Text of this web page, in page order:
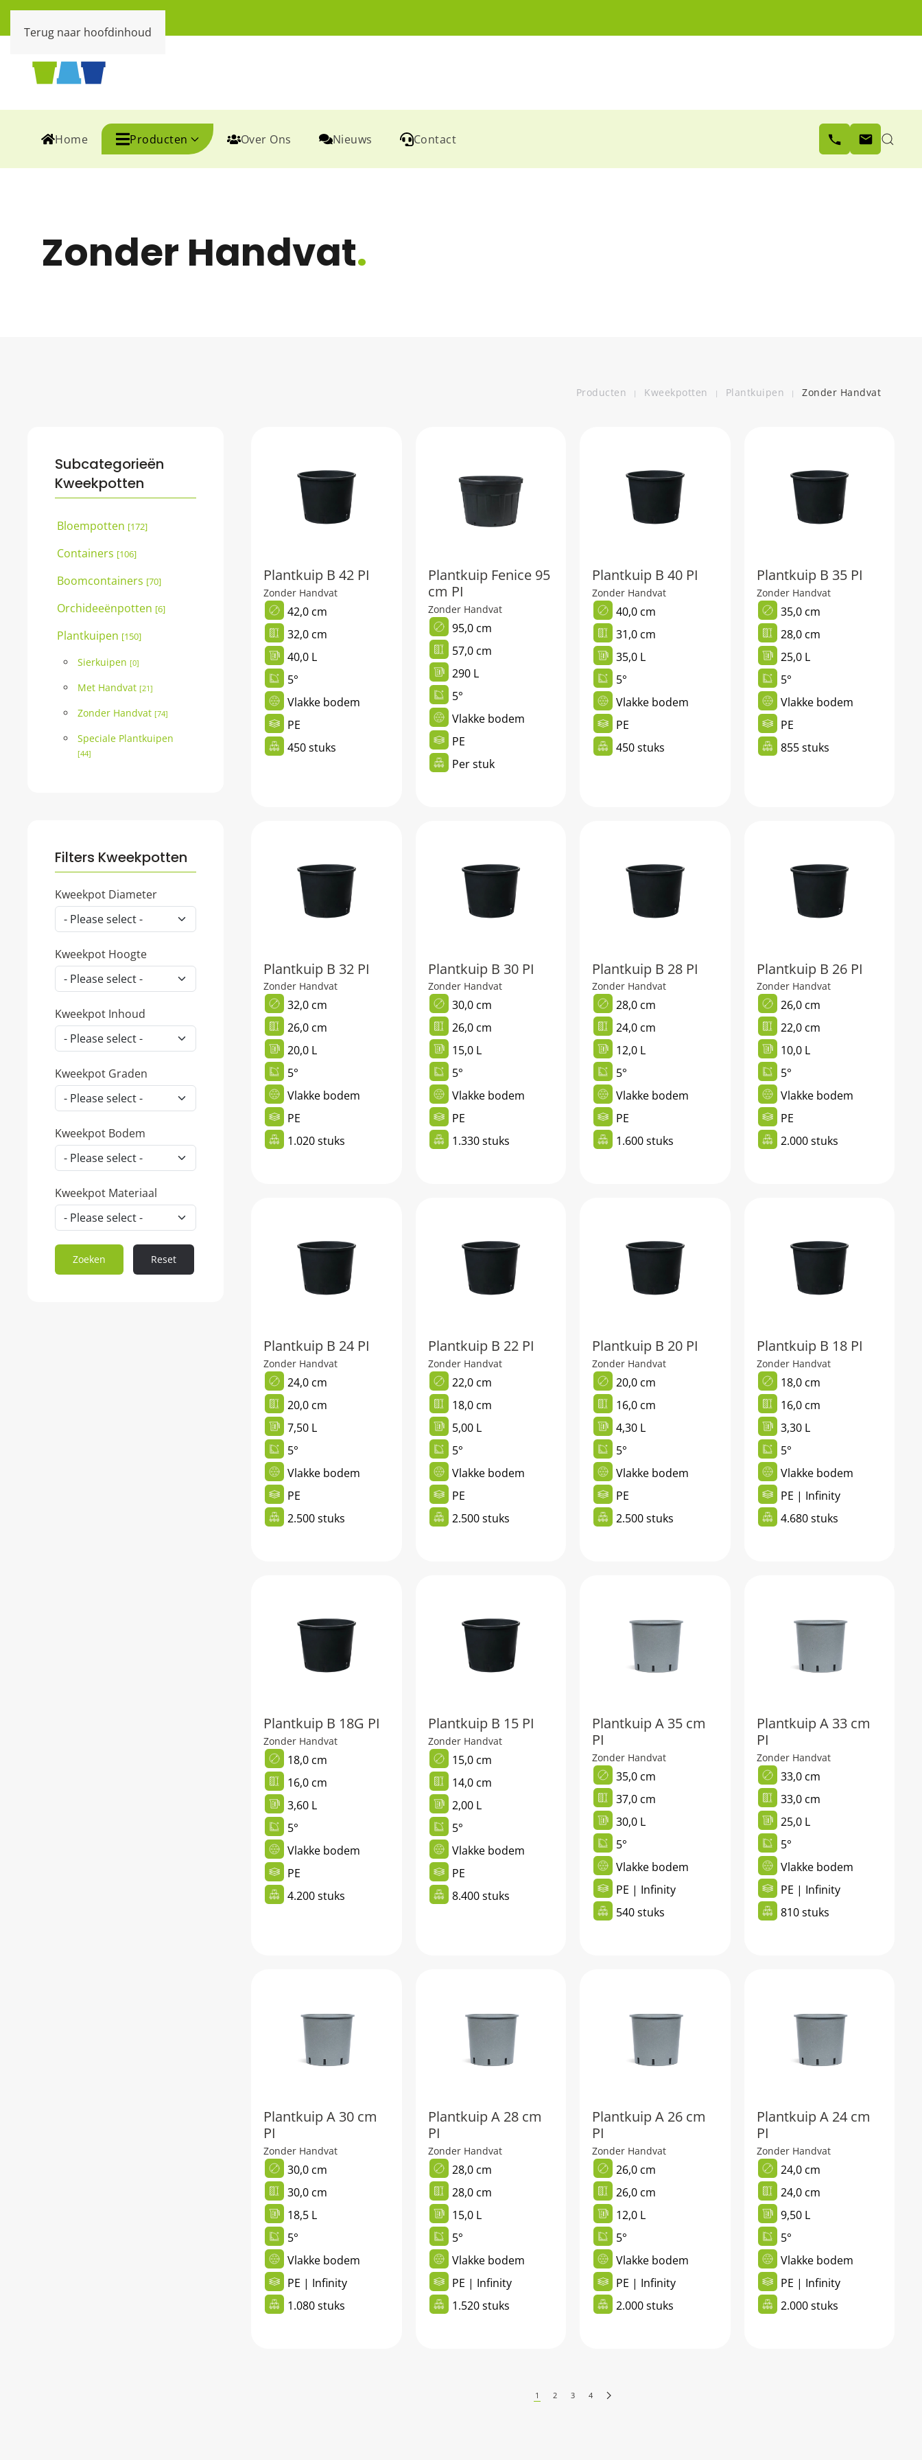
Terug naar hoofdinhoud
Home Producten Over Ons Nieuws Contact
Zonder Handvat.
Producten Kweekpotten Plantkuipen Zonder Handvat
Subcategorieën
Kweekpotten
Bloempotten [172]
Containers [106]
Boomcontainers [70]
Orchideeënpotten [6]
Plantkuipen [150]
Sierkuipen[0]
Met Handvat[21]
Zonder Handvat[74]
Speciale Plantkuipen
[44]
Filters Kweekpotten
Kweekpot Diameter
Kweekpot Hoogte
Kweekpot Inhoud
Kweekpot Graden
Kweekpot Bodem
Kweekpot Materiaal
Zoeken Reset
Plantkuip B 42 PI
Zonder Handvat
42,0 cm
32,0 cm
40,0 L
5°
Vlakke bodem
PE
450 stuks
Plantkuip Fenice 95
cm PI
Zonder Handvat
95,0 cm
57,0 cm
290 L
5°
Vlakke bodem
PE
Per stuk
Plantkuip B 40 PI
Zonder Handvat
40,0 cm
31,0 cm
35,0 L
5°
Vlakke bodem
PE
450 stuks
Plantkuip B 35 PI
Zonder Handvat
35,0 cm
28,0 cm
25,0 L
5°
Vlakke bodem
PE
855 stuks
Plantkuip B 32 PI
Zonder Handvat
32,0 cm
26,0 cm
20,0 L
5°
Vlakke bodem
PE
1.020 stuks
Plantkuip B 30 PI
Zonder Handvat
30,0 cm
26,0 cm
15,0 L
5°
Vlakke bodem
PE
1.330 stuks
Plantkuip B 28 PI
Zonder Handvat
28,0 cm
24,0 cm
12,0 L
5°
Vlakke bodem
PE
1.600 stuks
Plantkuip B 26 PI
Zonder Handvat
26,0 cm
22,0 cm
10,0 L
5°
Vlakke bodem
PE
2.000 stuks
Plantkuip B 24 PI
Zonder Handvat
24,0 cm
20,0 cm
7,50 L
5°
Vlakke bodem
PE
2.500 stuks
Plantkuip B 22 PI
Zonder Handvat
22,0 cm
18,0 cm
5,00 L
5°
Vlakke bodem
PE
2.500 stuks
Plantkuip B 20 PI
Zonder Handvat
20,0 cm
16,0 cm
4,30 L
5°
Vlakke bodem
PE
2.500 stuks
Plantkuip B 18 PI
Zonder Handvat
18,0 cm
16,0 cm
3,30 L
5°
Vlakke bodem
PE | Infinity
4.680 stuks
Plantkuip B 18G PI
Zonder Handvat
18,0 cm
16,0 cm
3,60 L
5°
Vlakke bodem
PE
4.200 stuks
Plantkuip B 15 PI
Zonder Handvat
15,0 cm
14,0 cm
2,00 L
5°
Vlakke bodem
PE
8.400 stuks
Plantkuip A 35 cm
PI
Zonder Handvat
35,0 cm
37,0 cm
30,0 L
5°
Vlakke bodem
PE | Infinity
540 stuks
Plantkuip A 33 cm
PI
Zonder Handvat
33,0 cm
33,0 cm
25,0 L
5°
Vlakke bodem
PE | Infinity
810 stuks
Plantkuip A 30 cm
PI
Zonder Handvat
30,0 cm
30,0 cm
18,5 L
5°
Vlakke bodem
PE | Infinity
1.080 stuks
Plantkuip A 28 cm
PI
Zonder Handvat
28,0 cm
28,0 cm
15,0 L
5°
Vlakke bodem
PE | Infinity
1.520 stuks
Plantkuip A 26 cm
PI
Zonder Handvat
26,0 cm
26,0 cm
12,0 L
5°
Vlakke bodem
PE | Infinity
2.000 stuks
Plantkuip A 24 cm
PI
Zonder Handvat
24,0 cm
24,0 cm
9,50 L
5°
Vlakke bodem
PE | Infinity
2.000 stuks
1 2 3 4